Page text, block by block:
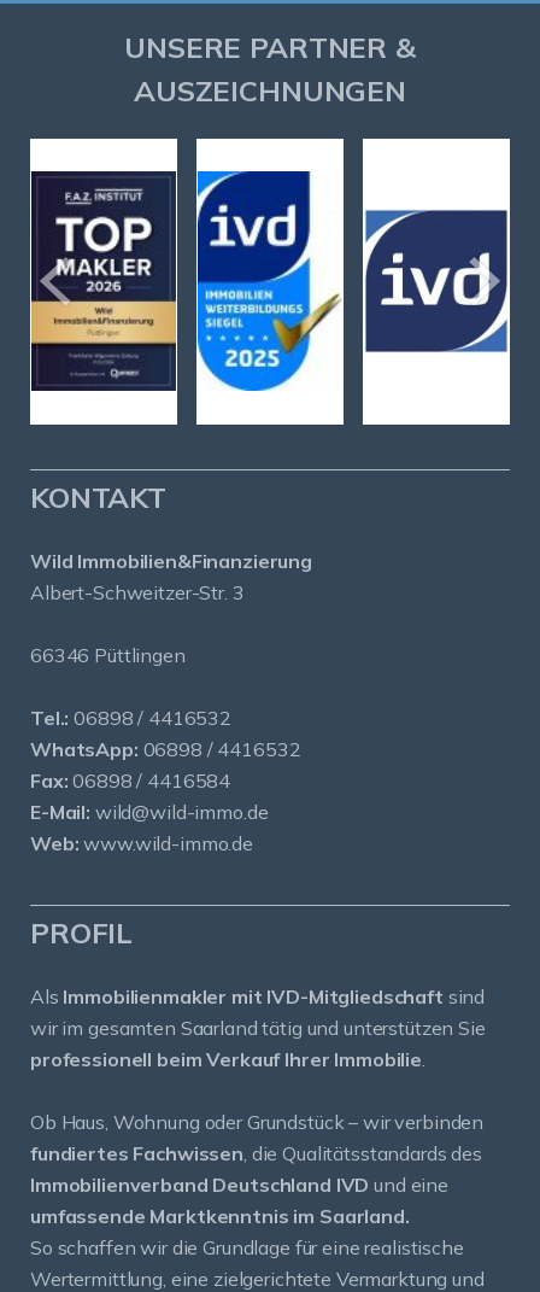
UNSERE PARTNER &
AUSZEICHNUNGEN
KONTAKT
Wild Immobilien&Finanzierung
Albert-Schweitzer-Str. 3
66346 Püttlingen
Tel.: 06898 / 4416532
WhatsApp: 06898 / 4416532
Fax: 06898 / 4416584
E-Mail: wild@wild-immo.de
Web: www.wild-immo.de
PROFIL
Als Immobilienmakler mit IVD-Mitgliedschaft sind
wir im gesamten Saarland tätig und unterstützen Sie
professionell beim Verkauf Ihrer Immobilie
Ob Haus, Wohnung oder Grundstück – wir verbinden
fundiertes Fachwissen , die Qualitätsstandards des
Immobilienverband Deutschland IVD und eine
umfassende Marktkenntnis im Saarland.
So schaffen wir die Grundlage für eine realistische
Wertermittlung, eine zielgerichtete Vermarktung und